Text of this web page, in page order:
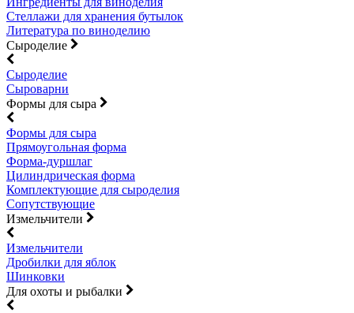
Стеллажи для хранения бутылок
Литература по виноделию
Сыроделие
Сыроделие
Сыроварни
Формы для сыра
Формы для сыра
Прямоугольная форма
Форма-дуршлаг
Цилиндрическая форма
Комплектующие для сыроделия
Сопутствующие
Измельчители
Измельчители
Дробилки для яблок
Шинковки
Для охоты и рыбалки